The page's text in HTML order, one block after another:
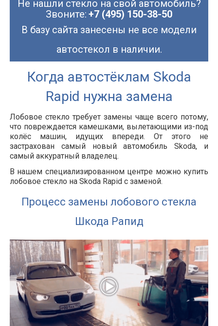
Не нашли стекло на свой автомобиль?
Звоните: +7 (495) 150-38-50
В базу сайта занесены не все модели
автостекол в наличии.
Когда автостёклам Skoda
Rapid нужна замена
Лобовое стекло требует замены чаще всего потому,
что повреждается камешками, вылетающими из-под
колёс машин, идущих впереди. От этого не
застрахован самый новый автомобиль Skoda, и
самый аккуратный владелец.
В нашем специализированном центре можно купить
лобовое стекло на Skoda Rapid с заменой.
Процесс замены лобового стекла
Шкода Рапид